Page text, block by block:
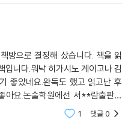
방으로 결정해 샀습니다. 책을 읽
입니다.워낙 히가시노 게이고나 김
좋았네요.완독도 했고 읽고난 후
아요.논술학원에선 서**람출판사
니다.고전소설은 읽기는 쉽진 않지
1 댓글0